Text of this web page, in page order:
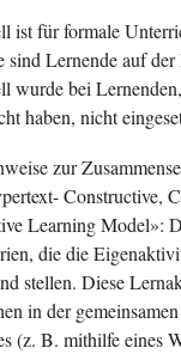
ist für formale
sind Lernende auf
wurde bei
haben, nicht
zur
Constructive,
Learning Model»:
die die
stellen. Diese
in der
(z. B. mithilfe eines